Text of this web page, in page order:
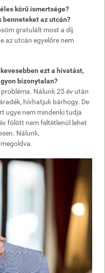
körű ismertsége?
benneteket az utcán?
gratulált most a díj
az utcán egyelőre nem
ezt a hivatást,
bizonytalan?
Nálunk 25 év után
hívhatjuk bárhogy. De
ugye nem mindenki tudja
fölött nem feltétlenül lehet
Nálunk,